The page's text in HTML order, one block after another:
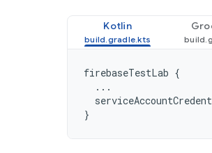
Kotlin
firebaseTestLab {
...
}